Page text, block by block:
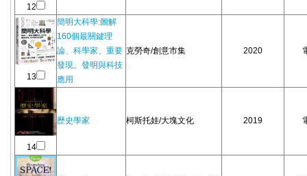
12
13
簡明大科學:圖解
160個最關鍵理
論、科學家、重要
發現、發明與科技
應用
克勞奇/創意市集 2020
14
歷史學家 柯斯托娃/大塊文化 2019